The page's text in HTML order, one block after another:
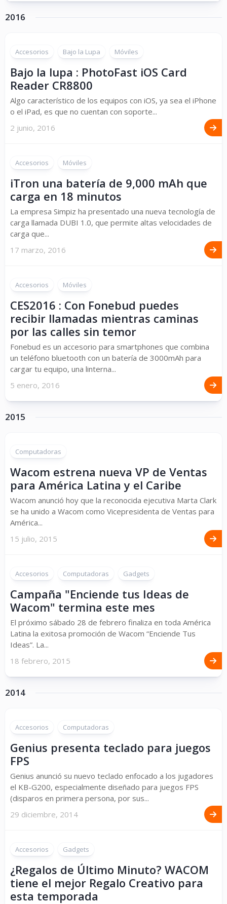
2016
Accesorios Bajo la Lupa Móviles
Bajo la lupa : PhotoFast iOS Card
Reader CR8800
Algo característico de los equipos con iOS, ya sea el iPhone
o el iPad, es que no cuentan con soporte...
2 junio, 2016
Accesorios Móviles
iTron una batería de 9,000 mAh que
carga en 18 minutos
La empresa Simpiz ha presentado una nueva tecnología de
carga llamada DUBI 1.0, que permite altas velocidades de
carga que...
17 marzo, 2016
Accesorios Móviles
CES2016 : Con Fonebud puedes
recibir llamadas mientras caminas
por las calles sin temor
Fonebud es un accesorio para smartphones que combina
un teléfono bluetooth con un batería de 3000mAh para
cargar tu equipo, una linterna...
5 enero, 2016
2015
Computadoras
Wacom estrena nueva VP de Ventas
para América Latina y el Caribe
Wacom anunció hoy que la reconocida ejecutiva Marta Clark
se ha unido a Wacom como Vicepresidenta de Ventas para
América...
15 julio, 2015
Accesorios Computadoras Gadgets
Campaña "Enciende tus Ideas de
Wacom" termina este mes
El próximo sábado 28 de febrero finaliza en toda América
Latina la exitosa promoción de Wacom “Enciende Tus
Ideas”. La...
18 febrero, 2015
2014
Accesorios Computadoras
Genius presenta teclado para juegos
FPS
Genius anunció su nuevo teclado enfocado a los jugadores
el KB-G200, especialmente diseñado para juegos FPS
(disparos en primera persona, por sus...
29 diciembre, 2014
Accesorios Gadgets
¿Regalos de Último Minuto? WACOM
tiene el mejor Regalo Creativo para
esta temporada